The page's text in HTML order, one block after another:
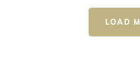
LOAD